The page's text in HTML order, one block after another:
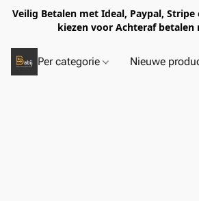
Veilig Betalen met Ideal, Paypal,
kiezen voor Achteraf betalen
Per categorie Nieuwe